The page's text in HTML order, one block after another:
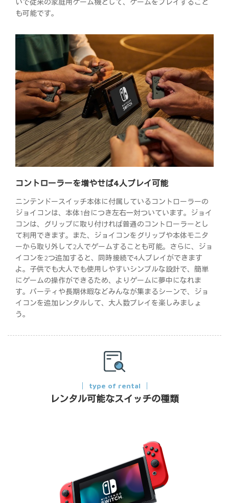
も可能です。
コントローラーを増やせば4人プレイ可能
ニンテンドースイッチ本体に付属しているコントローラーの
ジョイコンは、本体1台につき左右一対ついています。ジョイ
コンは、グリップに取り付ければ普通のコントローラーとし
て利用できます。また、ジョイコンをグリップや本体モニタ
ーから取り外して2人でゲームすることも可能。さらに、ジョ
イコンを2つ追加すると、同時接続で4人プレイができます
よ。子供でも大人でも使用しやすいシンプルな設計で、簡単
にゲームの操作ができるため、よりゲームに夢中になれま
す。パーティや長期休暇などみんなが集まるシーンで、ジョ
イコンを追加レンタルして、大人数プレイを楽しみましょ
う。
type of rental
レンタル可能なスイッチの種類